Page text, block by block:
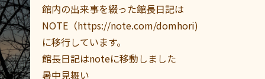
館内の出来事を綴った館長日記は
NOTE（https://note.com/domhori)
に移行しています。
館長日記はnoteに移動しました
暑中見舞い